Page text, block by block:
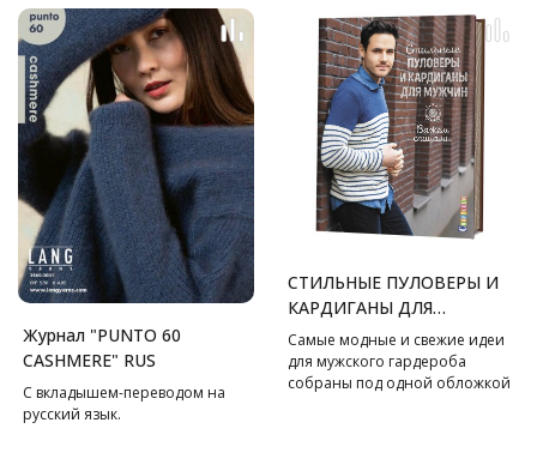
Журнал "PUNTO 60
CASHMERE" RUS
С вкладышем-переводом на
русский язык.
СТИЛЬНЫЕ ПУЛОВЕРЫ И
КАРДИГАНЫ ДЛЯ
МУЖЧИН. ВЯЖЕМ
СПИЦАМИ
Самые модные и свежие идеи
для мужского гардероба
собраны под одной обложкой